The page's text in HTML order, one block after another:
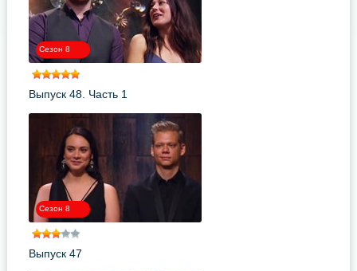
Сезон 8
Выпуск 48. Часть 1
Сезон 8
Выпуск 47